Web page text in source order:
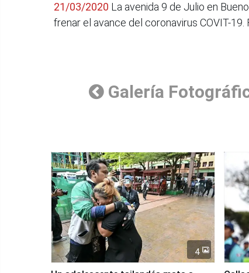
21/03/2020 La avenida 9 de Julio en
frenar el avance del coronavirus COVIT-19.
Galería
4